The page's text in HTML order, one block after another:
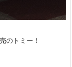
のトミー！